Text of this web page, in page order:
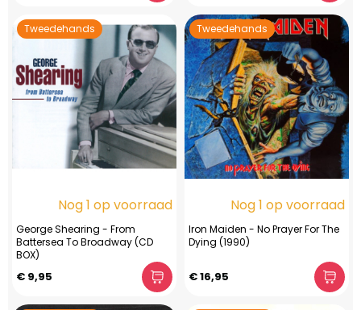
Tweedehands
Nog 1 op voorraad
George Shearing - From
Battersea To Broadway (CD
BOX)
€ 9,95
Tweedehands
Nog 1 op voorraad
Iron Maiden - No Prayer For The
Dying (1990)
€ 16,95